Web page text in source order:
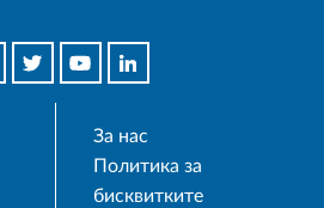
За нас
Политика за
бисквитките